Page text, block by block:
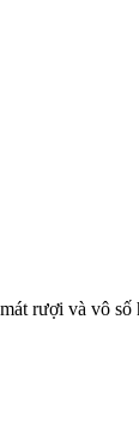
rượi và vô